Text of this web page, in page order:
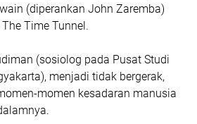
(diperankan John Zaremba)
Time Tunnel.
(sosiolog pada Pusat Studi
menjadi tidak bergerak,
momen kesadaran manusia